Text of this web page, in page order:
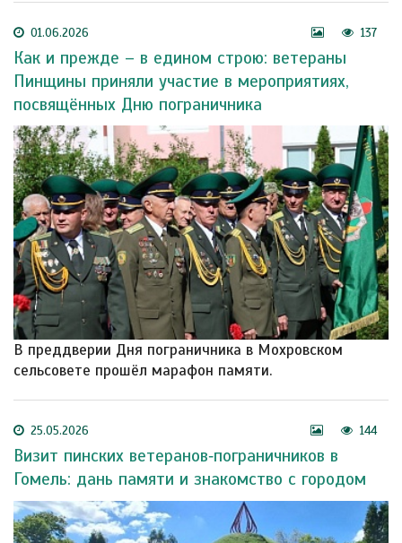
01.06.2026 137
Как и прежде – в едином строю: ветераны
Пинщины приняли участие в мероприятиях,
посвящённых Дню пограничника
В преддверии Дня пограничника в Мохровском
сельсовете прошёл марафон памяти.
25.05.2026 144
Визит пинских ветеранов‑пограничников в
Гомель: дань памяти и знакомство с городом